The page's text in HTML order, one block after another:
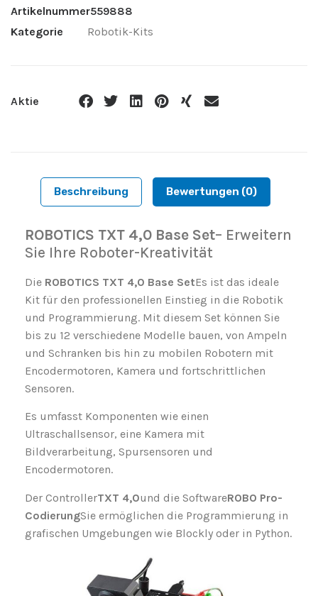
Artikelnummer559888
Kategorie
Robotik-Kits
Aktie
Beschreibung Bewertungen (0)
ROBOTICS TXT 4,0 Base Set– Erweitern
Sie Ihre Roboter-Kreativität
Die ROBOTICS TXT 4,0 Base SetEs ist das ideale
Kit für den professionellen Einstieg in die Robotik
und Programmierung. Mit diesem Set können Sie
bis zu 12 verschiedene Modelle bauen, von Ampeln
und Schranken bis hin zu mobilen Robotern mit
Encodermotoren, Kamera und fortschrittlichen
Sensoren.
Es umfasst Komponenten wie einen
Ultraschallsensor, eine Kamera mit
Bildverarbeitung, Spursensoren und
Encodermotoren.
Der ControllerTXT 4,0und die SoftwareROBO Pro-
CodierungSie ermöglichen die Programmierung in
grafischen Umgebungen wie Blockly oder in Python.